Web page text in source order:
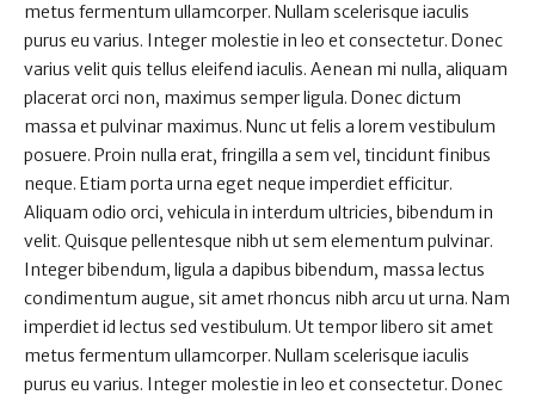
metus fermentum ullamcorper. Nullam scelerisque iaculis
purus eu varius. Integer molestie in leo et consectetur. Donec
varius velit quis tellus eleifend iaculis. Aenean mi nulla, aliquam
placerat orci non, maximus semper ligula. Donec dictum
massa et pulvinar maximus. Nunc ut felis a lorem vestibulum
posuere. Proin nulla erat, fringilla a sem vel, tincidunt finibus
neque. Etiam porta urna eget neque imperdiet efficitur.
Aliquam odio orci, vehicula in interdum ultricies, bibendum in
velit. Quisque pellentesque nibh ut sem elementum pulvinar.
Integer bibendum, ligula a dapibus bibendum, massa lectus
condimentum augue, sit amet rhoncus nibh arcu ut urna. Nam
imperdiet id lectus sed vestibulum. Ut tempor libero sit amet
metus fermentum ullamcorper. Nullam scelerisque iaculis
purus eu varius. Integer molestie in leo et consectetur. Donec